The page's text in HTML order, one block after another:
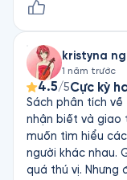
kristyna
1 năm trước
4.5/5Cực kỳ
Sách phân tích
nhận biết và giao
muốn tìm hiểu
người khác nhau. Giọng đọc hay. Nội dung không hẳn là
quá thú vị. Nhưng